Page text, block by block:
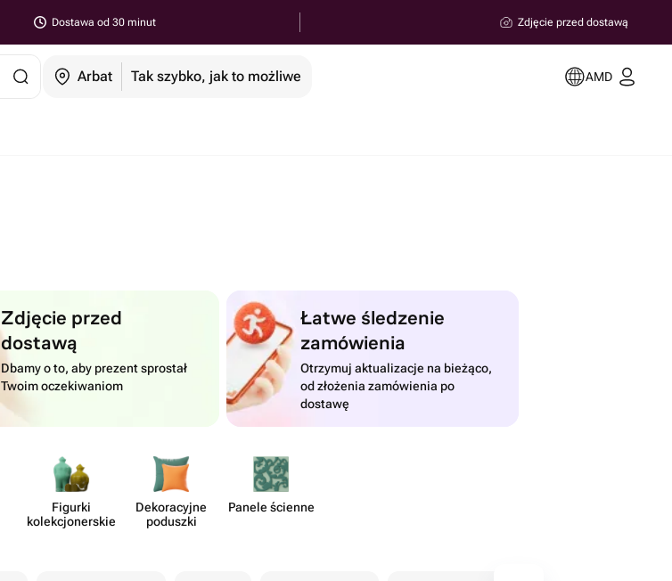
Dostawa od 30 minut Zdjęcie przed dostawą
Arbat Tak szybko, jak to możliwe AMD
Zdjęcie przed
dostawą
Dbamy o to, aby prezent sprostał
Twoim oczekiwaniom
Łatwe śledzenie
zamówienia
Otrzymuj aktualizacje na bieżąco,
od złożenia zamówienia po
dostawę
Figurki
kolekcjon​erskie
Dekor​acyjne
poduszki
Panele ścienne